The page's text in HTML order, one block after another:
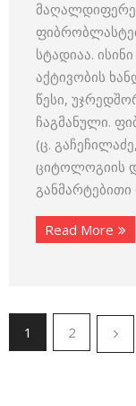
სტადიაა.
აქტივობის
წესი,
ჩაგმანული.
(ც.
ციტოლოგიის
განმარტებითი
Read More
1 2